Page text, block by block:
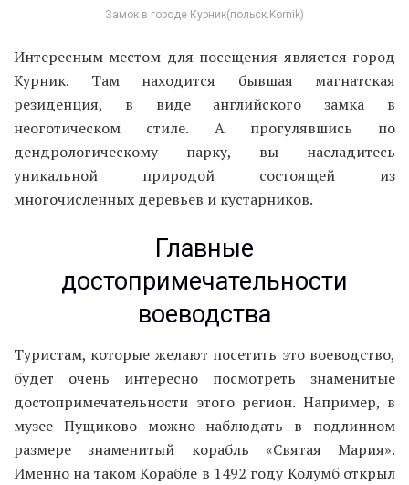
Замок в городе Курник(польск.Kornik)
Интересным местом для посещения является город
Курник. Там находится бывшая магнатская
резиденция, в виде английского замка в
неоготическом стиле. А прогулявшись по
дендрологическому парку, вы насладитесь
уникальной природой состоящей из
многочисленных деревьев и кустарников.
Главные
достопримечательности
воеводства
Туристам, которые желают посетить это воеводство,
будет очень интересно посмотреть знаменитые
достопримечательности этого регион. Например, в
музее Пущиково можно наблюдать в подлинном
размере знаменитый корабль «Святая Мария».
Именно на таком Корабле в 1492 году Колумб открыл